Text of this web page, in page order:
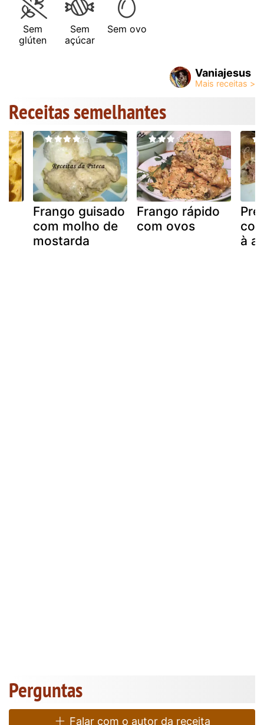
Sem
glúten
Sem
açúcar
Sem ovo
Vaniajesus
Receitas semelhantes
Frango guisado
com molho de
mostarda
Frango rápido
com ovos
à
Perguntas
Falar com o autor da receita